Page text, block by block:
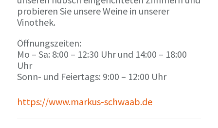
probieren Sie unsere Weine in unserer
Vinothek.
Öffnungszeiten:
Mo – Sa: 8:00 – 12:30 Uhr und 14:00 – 18:00
Uhr
Sonn- und Feiertags: 9:00 – 12:00 Uhr
https://www.markus-schwaab.de